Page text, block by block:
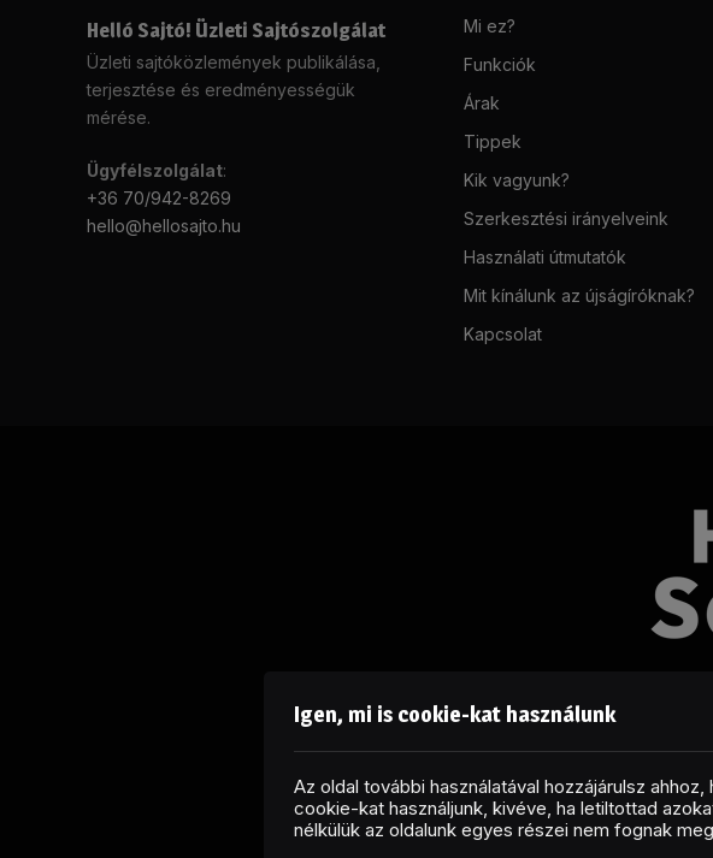
Helló Sajtó! Üzleti Sajtószolgálat
Üzleti sajtóközlemények publikálása,
terjesztése és eredményességük
mérése.
Ügyfélszolgálat:
+36 70/942-8269
hello@hellosajto.hu
Mi ez?
Funkciók
Árak
Tippek
Kik vagyunk?
Szerkesztési irányelveink
Használati útmutatók
Mit kínálunk az újságíróknak?
Kapcsolat
Copyright ©
Igen, mi is cookie-kat használunk
Az oldal további használatával hozzájárulsz
cookie-kat használjunk, kivéve, ha letiltottad
nélkülük az oldalunk egyes részei nem fognak